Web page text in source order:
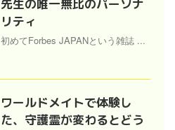
先生の唯一無比のパーソナ
リティ
初めてForbes JAPANという雑誌 ...
ワールドメイトで体験し
た、守護霊が変わるとどう